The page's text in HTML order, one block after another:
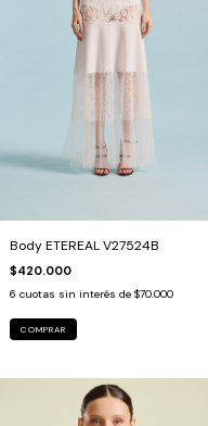
Body ETEREAL V27524B
$420.000
6 cuotas sin interés de $70.000
COMPRAR